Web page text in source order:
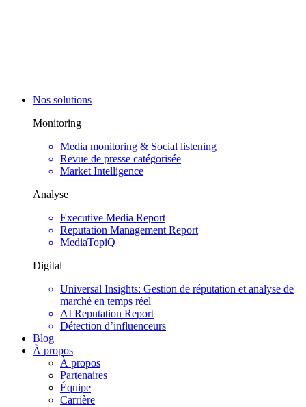
Nos solutions
Monitoring
Media monitoring & Social listening
Revue de presse catégorisée
Market Intelligence
Analyse
Executive Media Report
Reputation Management Report
MediaTopiQ
Digital
Universal Insights: Gestion de réputation et analyse de
marché en temps réel
AI Reputation Report
Détection d’influenceurs
Blog
À propos
À propos
Partenaires
Équipe
Carrière